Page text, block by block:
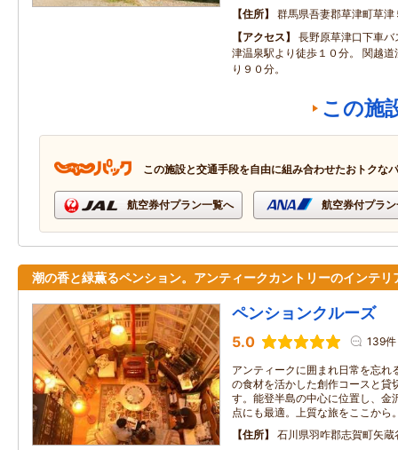
住所
群馬県吾妻郡草津町草津
アクセス
長野原草津口下車
津温泉駅より徒歩１０分。 関越
り９０分。
この施
この施設と交通手段を自由に組み合わせたおトクな
航空券付プラン一覧へ 航空券付プラ
潮の香と緑薫るペンション。アンティークカントリーのインテリ
ペンションクルーズ
5.0 139件
アンティークに囲まれ日常を忘れ
の食材を活かした創作コースと貸
す。能登半島の中心に位置し、金
点にも最適。上質な旅をここから
住所
石川県羽咋郡志賀町矢